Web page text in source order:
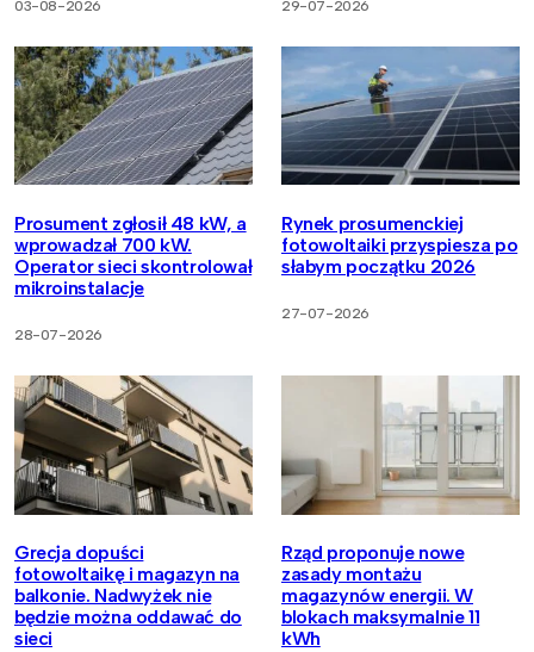
03-08-2026 29-07-2026
Prosument zgłosił 48 kW, a
wprowadzał 700 kW.
Operator sieci skontrolował
mikroinstalacje
28-07-2026
Rynek prosumenckiej
fotowoltaiki przyspiesza po
słabym początku 2026
27-07-2026
Grecja dopuści
fotowoltaikę i magazyn na
balkonie. Nadwyżek nie
będzie można oddawać do
sieci
Rząd proponuje nowe
zasady montażu
magazynów energii. W
blokach maksymalnie 11
kWh